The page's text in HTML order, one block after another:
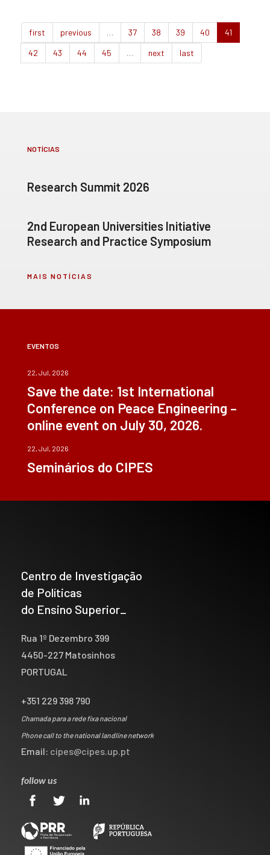
first previous … 37 38 39 40
41
42
43 44 45 … next last
NOTÍCIAS
Research Summit 2026
2nd European Universities Initiative
Research and Practice Symposium
MAIS NOTÍCIAS
EVENTOS
22, Jul, 2026
Save the date: 1st International
Conference on Peace Engineering –
online event on July 30, 2026.
22, Jul, 2026
Seminários do CIPES
Centro de Investigação
de Políticas
do Ensino Superior_
Rua 1º Dezembro 399
4450-227 Matosinhos
PORTUGAL
+351 229 398 790
Chamada para a rede fixa nacional
Phone call to the national landline network
Email: cipes@cipes.up.pt
follow us